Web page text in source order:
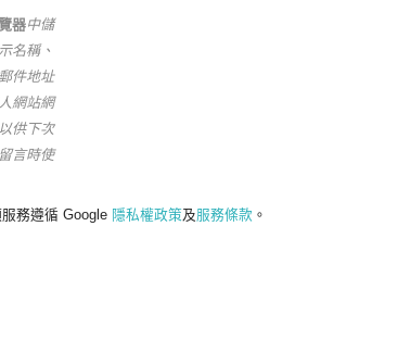
器中儲
名稱、
件地址
網站網
供下次
言時使
務遵循 Google 隱私權政策及服務條款 。